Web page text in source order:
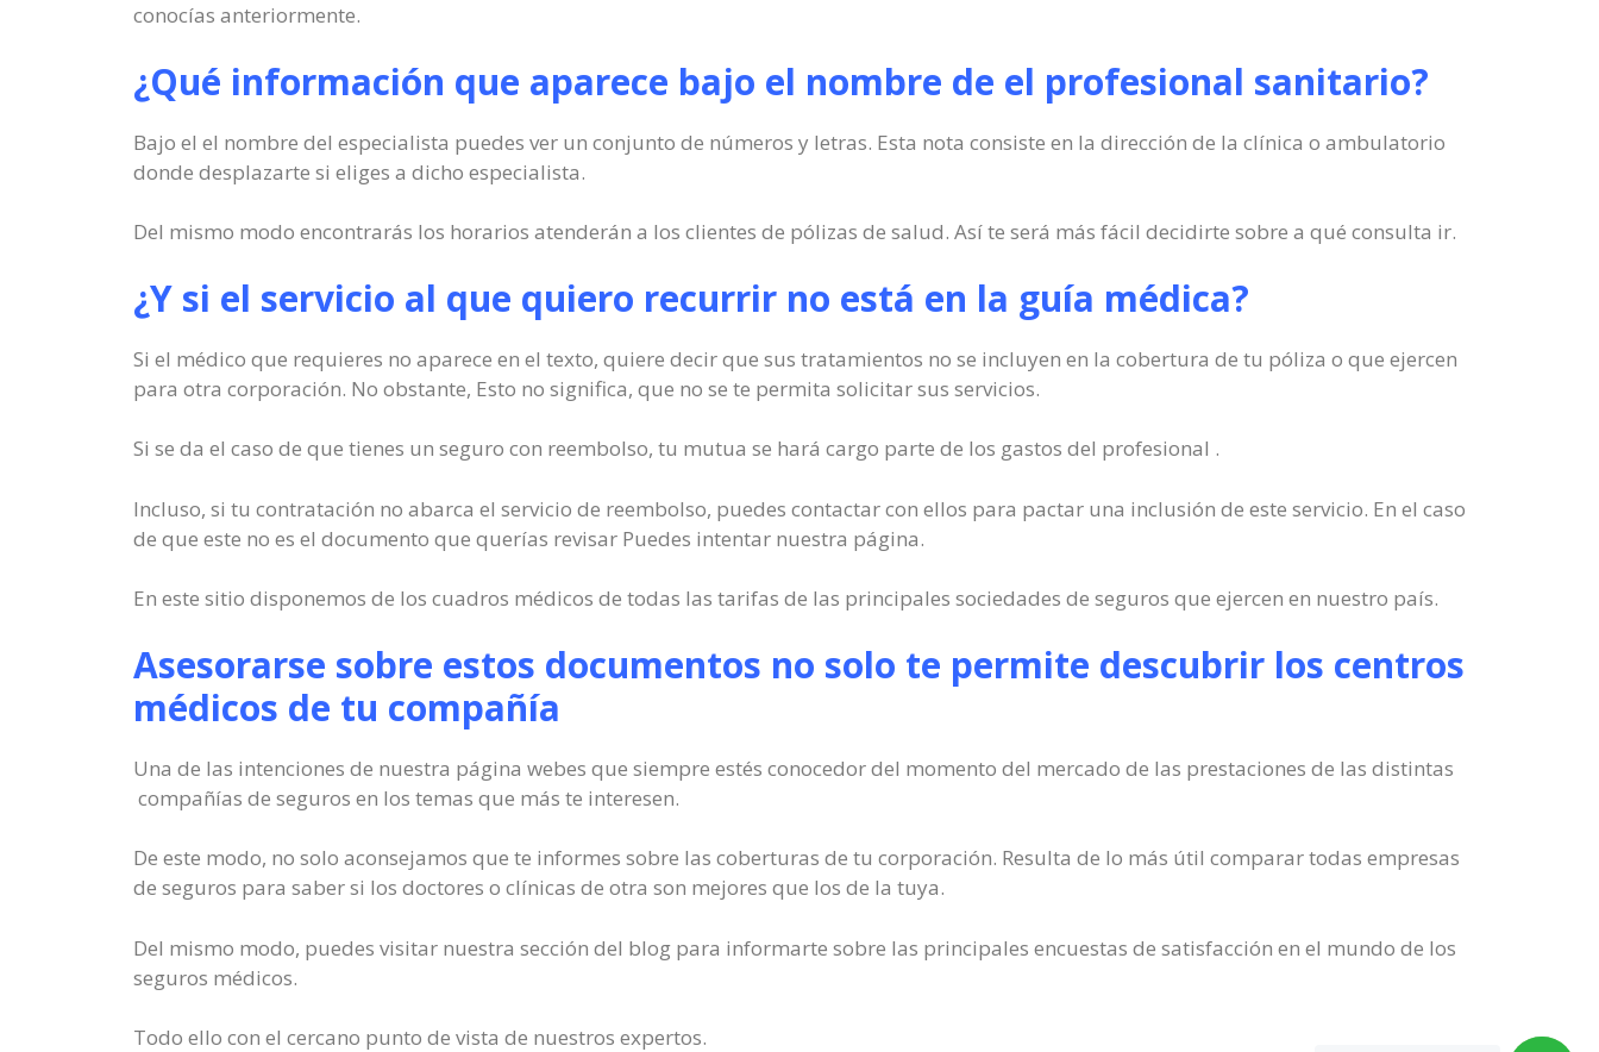
conocías anteriormente.
¿Qué información que aparece bajo el nombre de el profesional sanitario?
Bajo el el nombre del especialista puedes ver un conjunto de números y letras. Esta nota consiste en la dirección de la clínica o ambulatorio
donde desplazarte si eliges a dicho especialista.
Del mismo modo encontrarás los horarios atenderán a los clientes de pólizas de salud. Así te será más fácil decidirte sobre a qué consulta ir.
¿Y si el servicio al que quiero recurrir no está en la guía médica?
Si el médico que requieres no aparece en el texto, quiere decir que sus tratamientos no se incluyen en la cobertura de tu póliza o que ejercen
para otra corporación. No obstante, Esto no significa, que no se te permita solicitar sus servicios.
Si se da el caso de que tienes un seguro con reembolso, tu mutua se hará cargo parte de los gastos del profesional .
Incluso, si tu contratación no abarca el servicio de reembolso, puedes contactar con ellos para pactar una inclusión de este servicio. En el caso
de que este no es el documento que querías revisar Puedes intentar nuestra página.
En este sitio disponemos de los cuadros médicos de todas las tarifas de las principales sociedades de seguros que ejercen en nuestro país.
Asesorarse sobre estos documentos no solo te permite descubrir los centros
médicos de tu compañía
Una de las intenciones de nuestra página webes que siempre estés conocedor del momento del mercado de las prestaciones de las distintas
compañías de seguros en los temas que más te interesen.
De este modo, no solo aconsejamos que te informes sobre las coberturas de tu corporación. Resulta de lo más útil comparar todas empresas
de seguros para saber si los doctores o clínicas de otra son mejores que los de la tuya.
Del mismo modo, puedes visitar nuestra sección del blog para informarte sobre las principales encuestas de satisfacción en el mundo de los
seguros médicos.
Todo ello con el cercano punto de vista de nuestros expertos.